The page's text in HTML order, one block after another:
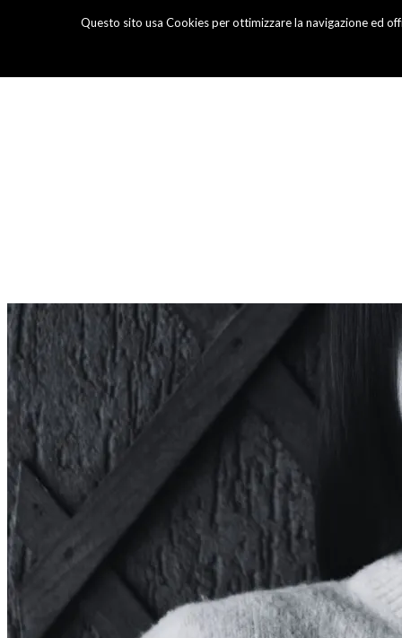
Questo sito usa Cookies per ottimizzare la navigazione ed